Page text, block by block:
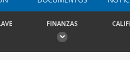
FINANZAS